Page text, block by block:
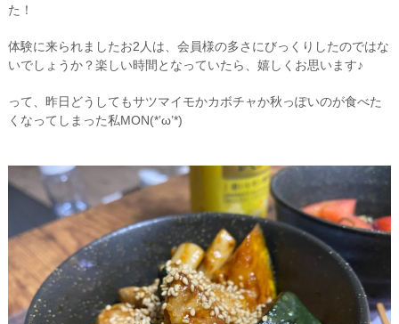
た！
体験に来られましたお2人は、会員様の多さにびっくりしたのではな
いでしょうか？楽しい時間となっていたら、嬉しくお思います♪
って、昨日どうしてもサツマイモかカボチャか秋っぽいのが食べた
くなってしまった私MON(*’ω’*)